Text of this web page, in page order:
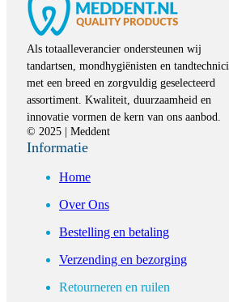
Als totaalleverancier ondersteunen wij
tandartsen, mondhygiënisten en tandtechnici
met een breed en zorgvuldig geselecteerd
assortiment. Kwaliteit, duurzaamheid en
innovatie vormen de kern van ons aanbod.
© 2025 | Meddent
Informatie
Home
Over Ons
Bestelling en betaling
Verzending en bezorging
Retourneren en ruilen